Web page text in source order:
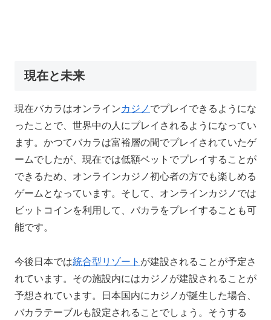
現在と未来
現在バカラはオンラインカジノ でプレイできるようにな
ったことで、世界中の人にプレイされるようになってい
ます。かつてバカラは富裕層の間でプレイされていたゲ
ームでしたが、現在では低額ベットでプレイすることが
できるため、オンラインカジノ初心者の方でも楽しめる
ゲームとなっています。そして、オンラインカジノでは
ビットコインを利用して、バカラをプレイすることも可
能です。
今後日本では統合型リゾート が建設されることが予定さ
れています。その施設内にはカジノが建設されることが
予想されています。日本国内にカジノが誕生した場合、
バカラテーブルも設定されることでしょう。そうする